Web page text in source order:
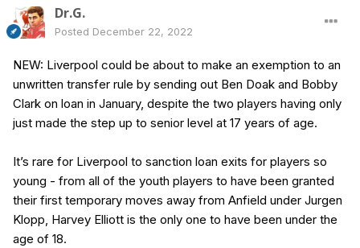
Dr.G.
Posted December 22, 2022
NEW: Liverpool could be about to make an exemption to an
unwritten transfer rule by sending out Ben Doak and Bobby
Clark on loan in January, despite the two players having only
just made the step up to senior level at 17 years of age.
It’s rare for Liverpool to sanction loan exits for players so
young - from all of the youth players to have been granted
their first temporary moves away from Anfield under Jurgen
Klopp, Harvey Elliott is the only one to have been under the
age of 18.